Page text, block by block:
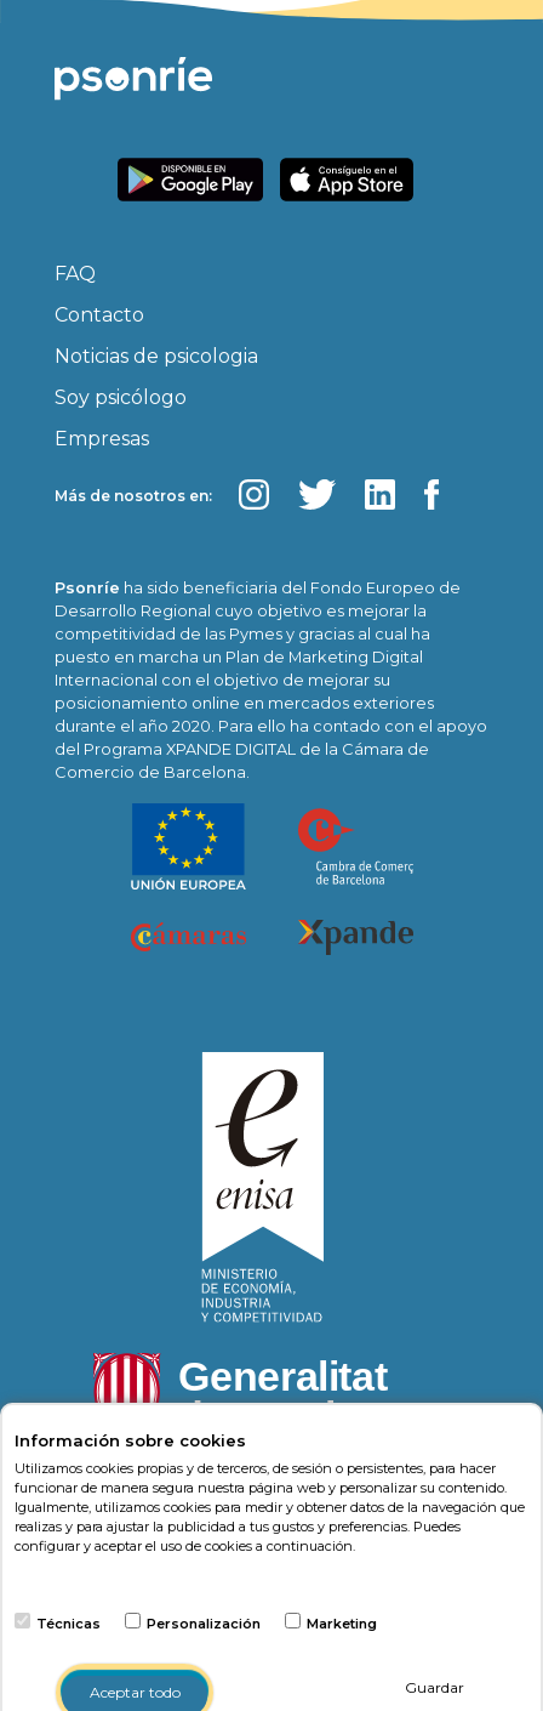
FAQ
Contacto
Noticias de psicologia
Soy psicólogo
Empresas
Más de nosotros en:
Psonríe ha sido beneficiaria del Fondo Europeo de
Desarrollo Regional cuyo objetivo es mejorar la
competitividad de las Pymes y gracias al cual ha
puesto en marcha un Plan de Marketing Digital
Internacional con el objetivo de mejorar su
posicionamiento online en mercados exteriores
durante el año 2020. Para ello ha contado con el apoyo
del Programa XPANDE DIGITAL de la Cámara de
Comercio de Barcelona.
Psonríe Carrer de la Llacuna 162 08018, Barcelona
(Barcelona)-Psonrie.com
Política de cookies
Información sobre cookies
Utilizamos cookies propias y de terceros, de sesión o persistentes, para hacer
funcionar de manera segura nuestra página web y personalizar su contenido.
Igualmente, utilizamos cookies para medir y obtener datos de la navegación que
realizas y para ajustar la publicidad a tus gustos y preferencias. Puedes
configurar y aceptar el uso de cookies a continuación.
Técnicas Personalización Marketing
Aceptar todo Guardar